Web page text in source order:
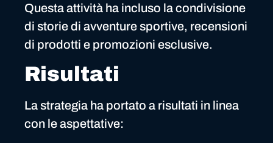
Questa attività ha incluso la condivisione
di storie di avventure sportive, recensioni
di prodotti e promozioni esclusive.
Risultati
La strategia ha portato a risultati in linea
con le aspettative: